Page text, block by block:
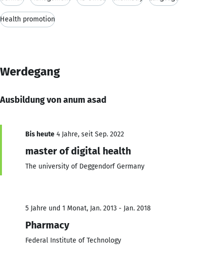
Health promotion
Werdegang
Ausbildung von anum asad
Bis heute 4 Jahre, seit Sep. 2022
master of digital health
The university of Deggendorf Germany
5 Jahre und 1 Monat, Jan. 2013 - Jan. 2018
Pharmacy
Federal Institute of Technology